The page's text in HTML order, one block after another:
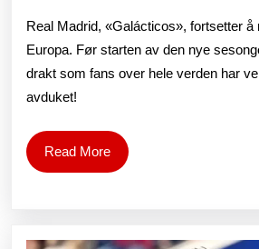
En
av
Real Madrid, «Galácticos», fortsetter å
Europa. Før starten av den nye
drakt som fans over hele verden har
avduket!
Read MoreRead
More